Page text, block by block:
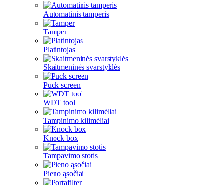
Automatinis tamperis
Tamper
Platintojas
Skaitmeninės svarstyklės
Puck screen
WDT tool
Tampinimo kilimėliai
Knock box
Tampavimo stotis
Pieno ąsočiai